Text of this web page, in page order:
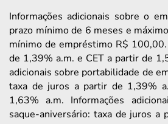
Informações adicionais sobre o
prazo mínimo de 6 meses e
mínimo de empréstimo R$
de 1,39% a.m. e CET a partir de
adicionais sobre portabilidade de
taxa de juros a partir de 1,39%
1,63% a.m. Informações
saque-aniversário: taxa de juros a